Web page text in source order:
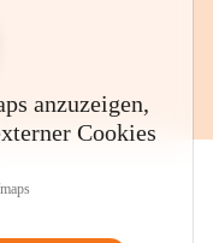
anzuzeigen,
Cookies